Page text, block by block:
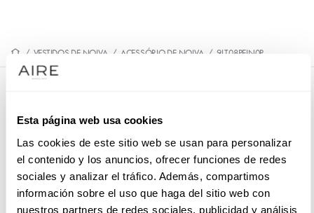
Esta página web usa cookies
Las cookies de este sitio web se usan para personalizar
el contenido y los anuncios, ofrecer funciones de redes
sociales y analizar el tráfico. Además, compartimos
información sobre el uso que haga del sitio web con
nuestros partners de redes sociales, publicidad y análisis
/ VESTIDOS DE NOIVA / ACESSÓRIO DE NOIVA / 9LT08PEIN0P
Travessa de noiva. Confecionado em strass. Modelo MB
Accessories.
SOLICITE UMA MARCAÇÃO